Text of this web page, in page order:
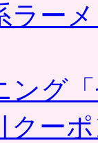
ラー
ング
クー